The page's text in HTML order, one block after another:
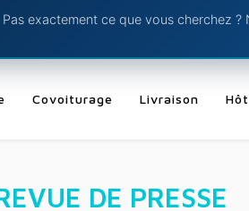
Pas exactement ce que vous cherchez ?
Covoiturage Livraison
DE PRESSE